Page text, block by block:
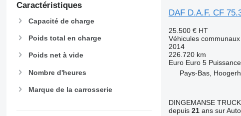
Caractéristiques
Capacité de charge
Poids total en charge
Poids net à vide
Nombre d'heures
Marque de la carrosserie
DAF D.A.F. CF
25.500 € HT
Véhicules
2014
226.720 km
Euro Euro 5 Puissance
Pays-Bas,
DINGEMANSE
depuis 21ans sur